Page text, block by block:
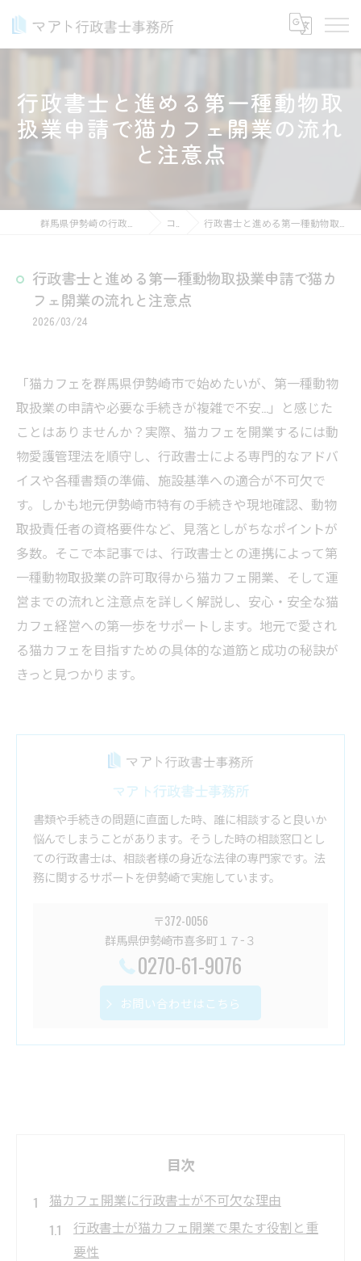
行政書士と進める第一種動物取
扱業申請で猫カフェ開業の流れ
と注意点
コラム 行政書士と進める第一種動物取扱業申請で猫カフェ開業の流れと注意点
行政書士と進める第一種動物取扱業申請で猫カ
フェ開業の流れと注意点
2026/03/24
「猫カフェを群馬県伊勢崎市で始めたいが、第一種動物
取扱業の申請や必要な手続きが複雑で不安…」と感じた
ことはありませんか？実際、猫カフェを開業するには動
物愛護管理法を順守し、行政書士による専門的なアドバ
イスや各種書類の準備、施設基準への適合が不可欠で
す。しかも地元伊勢崎市特有の手続きや現地確認、動物
取扱責任者の資格要件など、見落としがちなポイントが
多数。そこで本記事では、行政書士との連携によって第
一種動物取扱業の許可取得から猫カフェ開業、そして運
営までの流れと注意点を詳しく解説し、安心・安全な猫
カフェ経営への第一歩をサポートします。地元で愛され
る猫カフェを目指すための具体的な道筋と成功の秘訣が
きっと見つかります。
マアト行政書士事務所
書類や手続きの問題に直面した時、誰に相談すると良いか
悩んでしまうことがあります。そうした時の相談窓口とし
ての行政書士は、相談者様の身近な法律の専門家です。法
務に関するサポートを伊勢崎で実施しています。
〒372-0056
群馬県伊勢崎市喜多町１７−３
0270-61-9076
お問い合わせはこちら
目次
猫カフェ開業に行政書士が不可欠な理由
行政書士が猫カフェ開業で果たす役割と重
要性